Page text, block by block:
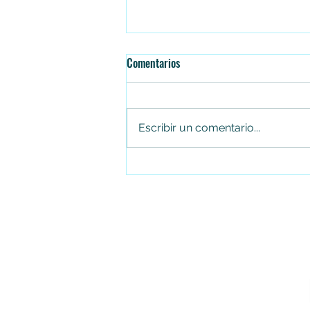
Juan Carlos Arias renuncia al
Comentarios
Escribir un comentario...